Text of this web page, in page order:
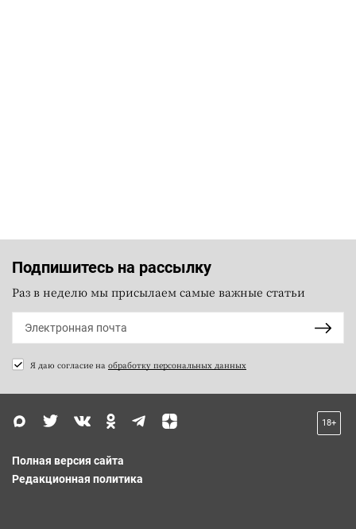
Подпишитесь на рассылку
Раз в неделю мы присылаем самые важные статьи
Я даю согласие на обработку персональных данных
18+
Полная версия сайта
Редакционная политика